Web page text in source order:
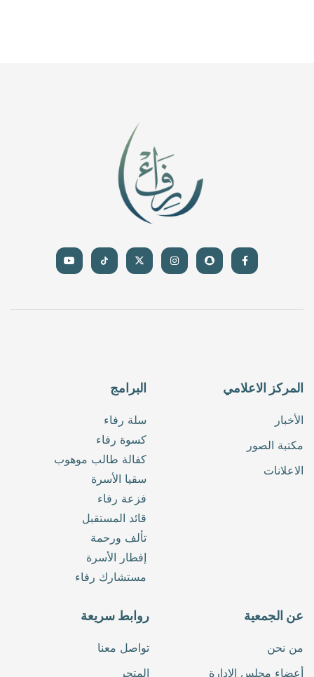
المركز الاعلامي
الأخبار
مكتبة الصور
الاعلانات
البرامج
سلة رفاء
كسوة رفاء
كفالة طالب موهوب
سقيا الأسرة
فزعة رفاء
قائد المستقبل
تألف ورحمة
إفطار الأسرة
مستشارك رفاء
عن الجمعية
من نحن
أعضاء مجلس الإدارة
روابط سريعة
تواصل معنا
المتجر